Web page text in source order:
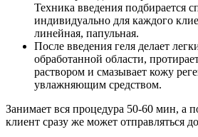
Техника введения подбирается
индивидуально для каждого
линейная, папульная.
После введения геля делает
обработанной области,
раствором и смазывает кожу
увлажняющим средством.
Занимает вся процедура 50-60 мин, а
клиент сразу же может отправляться